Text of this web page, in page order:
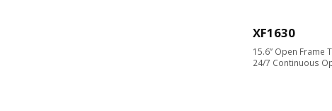
XF1630
15.6” Open Frame
24/7 Continuous